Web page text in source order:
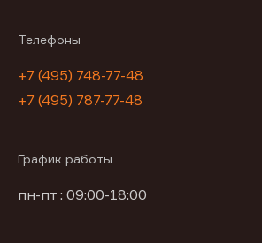
Телефоны
+7 (495) 748-77-48
+7 (495) 787-77-48
График работы
пн-пт : 09:00-18:00